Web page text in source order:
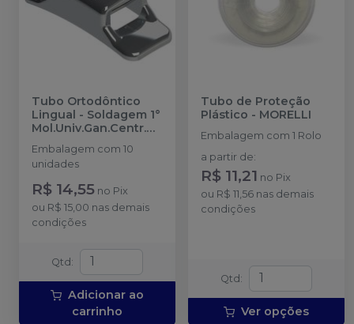
Tubo Ortodôntico
Lingual - Soldagem 1°
Mol.Univ.Gan.Centr.
2x.036'' - 20.61.206
MORELLI
Embalagem com 10
unidades
R$ 14,55 no Pix
ou R$ 15,00 nas demais
condições
Qtd :
Adicionar ao
carrinho
Tubo de Proteção
Plástico - MORELLI
Embalagem com 1 Rolo
a partir de:
R$ 11,21 no Pix
ou R$ 11,56 nas demais
condições
Qtd :
Ver opções